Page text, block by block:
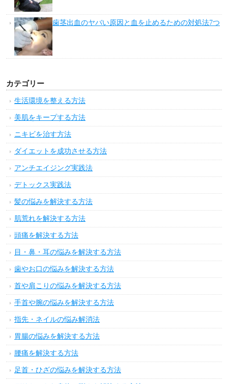
歯茎出血のヤバい原因と血を止めるための対処法7つ
カテゴリー
生活環境を整える方法
美肌をキープする方法
ニキビを治す方法
ダイエットを成功させる方法
アンチエイジング実践法
デトックス実践法
髪の悩みを解決する方法
肌荒れを解決する方法
頭痛を解決する方法
目・鼻・耳の悩みを解決する方法
歯やお口の悩みを解決する方法
首や肩こりの悩みを解決する方法
手首や腕の悩みを解決する方法
指先・ネイルの悩み解消法
胃腸の悩みを解決する方法
腰痛を解決する方法
足首・ひざの悩みを解決する方法